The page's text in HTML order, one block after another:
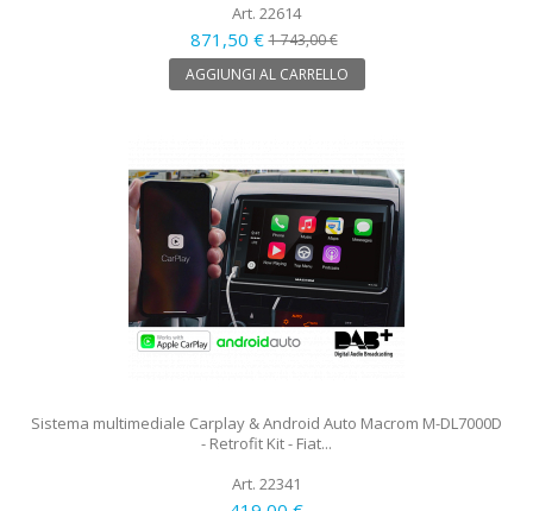
Art. 22614
871,50 €1 743,00 €
AGGIUNGI AL CARRELLO
Sistema multimediale Carplay & Android Auto Macrom M-DL7000D
- Retrofit Kit - Fiat...
Art. 22341